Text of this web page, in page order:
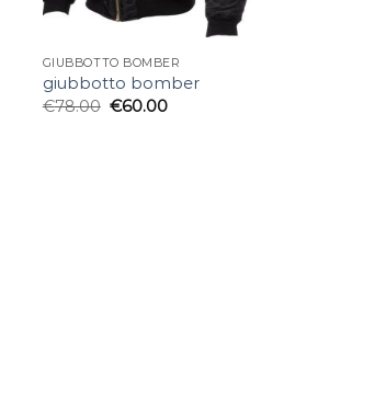
GIUBBOTTO BOMBER
giubbotto bomber
€78.00 €60.00